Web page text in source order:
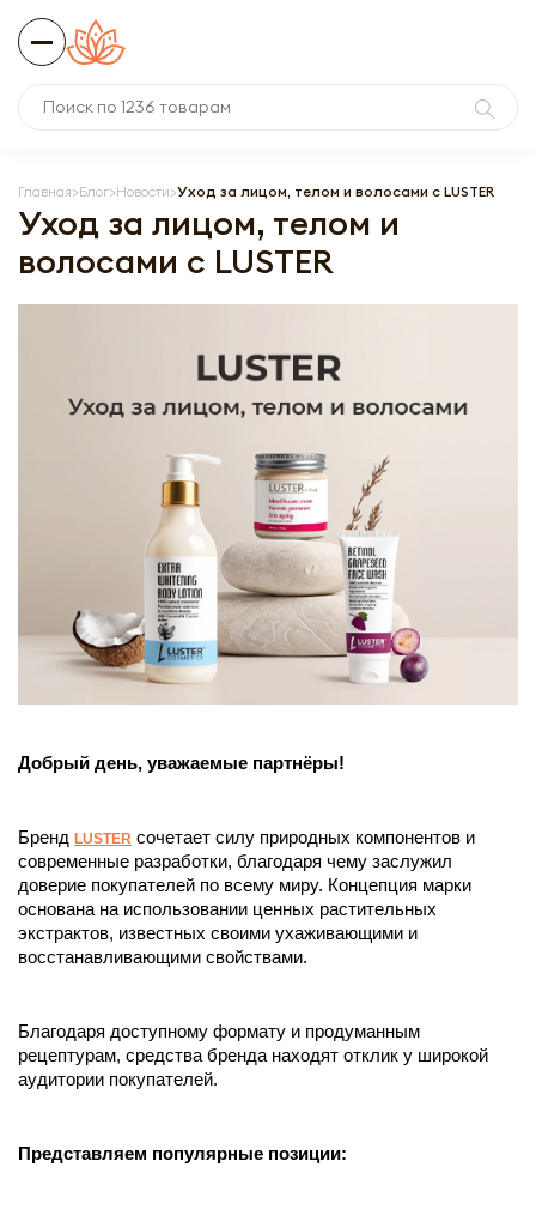
Главная Блог Новости Уход за лицом, телом и волосами с LUSTER
Уход за лицом, телом и
волосами с LUSTER
Добрый день, уважаемые партнёры!
Бренд LUSTER сочетает силу природных компонентов и
современные разработки, благодаря чему заслужил
доверие покупателей по всему миру. Концепция марки
основана на использовании ценных растительных
экстрактов, известных своими ухаживающими и
восстанавливающими свойствами.
Благодаря доступному формату и продуманным
рецептурам, средства бренда находят отклик у широкой
аудитории покупателей.
Представляем популярные позиции: